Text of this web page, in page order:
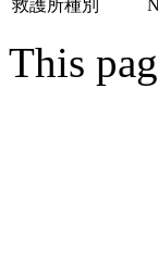
救護所種別
This